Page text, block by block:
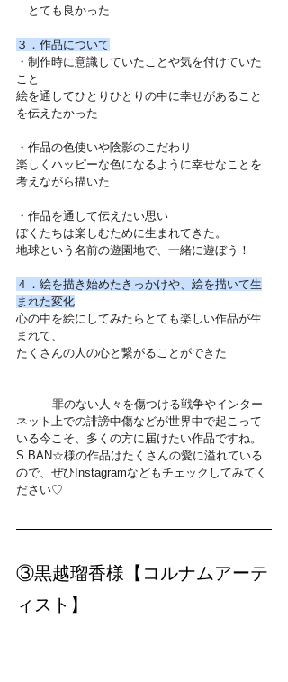
とても良かった
３．作品について
・制作時に意識していたことや気を付けていた
こと
絵を通してひとりひとりの中に幸せがあること
を伝えたかった
・作品の色使いや陰影のこだわり
楽しくハッピーな色になるように幸せなことを
考えながら描いた
・作品を通して伝えたい思い
ぼくたちは楽しむために生まれてきた。
地球という名前の遊園地で、一緒に遊ぼう！
４．絵を描き始めたきっかけや、絵を描いて生
まれた変化
心の中を絵にしてみたらとても楽しい作品が生
まれて、
たくさんの人の心と繋がることができた
ネット上での誹謗中傷などが世界中で起こって
いる今こそ、多くの方に届けたい作品ですね。
S.BAN☆様の作品はたくさんの愛に溢れている
ので、ぜひInstagramなどもチェックしてみてく
ださい♡
③黒越瑠香様【コルナムアーテ
ィスト】